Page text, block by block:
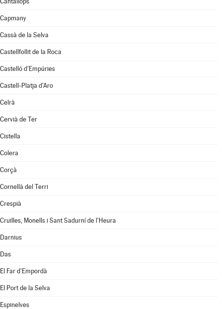
Capmany
Cassà de la Selva
Castellfollit de la Roca
Castelló d'Empúries
Castell-Platja d'Aro
Celrà
Cervià de Ter
Cistella
Colera
Corçà
Cornellà del Terri
Crespià
Cruïlles, Monells i Sant Sadurní de l'Heura
Darnius
Das
El Far d'Empordà
El Port de la Selva
Espinelves